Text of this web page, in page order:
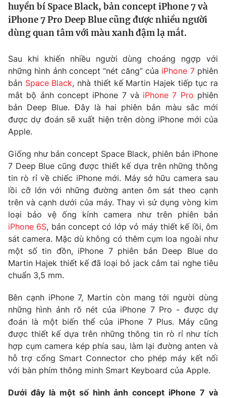
Thế giới
Tin tức
Câu chuyện quốc tế
Kinh tế
Tài chính
Thị trường
Góc doanh nghiệp
Dữ liệu và đời sống
Truyền hình
Phim VTV
Hậu trường
Nhân vật
Khán giả
Giải sao mai
Giải trí
Âm nhạc
Sao
Đời sống
Du lịch
Làm đẹp
Chất lượng cuộc sống
Giáo dục
Tuyển sinh
Học trực tuyến
Công nghệ
Hitech Công nghệ tương lai
Sản phẩm
Thị trường
Tư vấn
Giao lưu trực tuyến
Lịch phát sóng
Chuyên mục khác
Emagazine Podcast
Photo Infographic
Video Shorts video
huyền bí Space Black, bản concept iPhone 7 và
iPhone 7 Pro Deep Blue cũng được nhiều người
dùng quan tâm với màu xanh đậm lạ mắt.
Sau khi khiến nhiều người dùng choáng ngợp với
những hình ảnh concept “nét căng” của iPhone 7phiên
bản Space Black, nhà thiết kế Martin Hajek tiếp tục ra
mắt bộ ảnh concept iPhone 7 và iPhone 7 Pro phiên
bản Deep Blue. Đây là hai phiên bản màu sắc mới
được dự đoán sẽ xuất hiện trên dòng iPhone mới của
Apple.
Giống như bản concept Space Black, phiên bản iPhone
7 Deep Blue cũng được thiết kế dựa trên những thông
tin rò rỉ về chiếc iPhone mới. Máy sở hữu camera sau
lồi cỡ lớn với những đường anten ôm sát theo cạnh
trên và cạnh dưới của máy. Thay vì sử dụng vòng kim
loại bảo vệ ống kính camera như trên phiên bản
iPhone 6S, bản concept có lớp vỏ máy thiết kế lồi, ôm
sát camera. Mặc dù không có thêm cụm loa ngoài như
một số tin đồn, iPhone 7 phiên bản Deep Blue do
Martin Hajek thiết kế đã loại bỏ jack cắm tai nghe tiêu
chuẩn 3,5 mm.
Bên cạnh iPhone 7, Martin còn mang tới người dùng
những hình ảnh rõ nét của iPhone 7 Pro - được dự
đoán là một biến thể của iPhone 7 Plus. Máy cũng
được thiết kế dựa trên những thông tin rò rỉ như tích
hợp cụm camera kép phía sau, làm lại đường anten và
hỗ trợ cổng Smart Connector cho phép máy kết nối
với bàn phím thông minh Smart Keyboard của Apple.
Dưới đây là một số hình ảnh concept iPhone 7 và